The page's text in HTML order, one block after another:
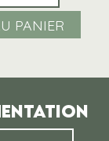
PANIER